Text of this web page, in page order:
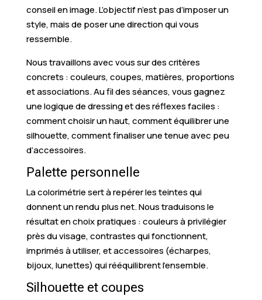
conseil en image. L’objectif n’est pas d’imposer un
style, mais de poser une direction qui vous
ressemble.
Nous travaillons avec vous sur des critères
concrets : couleurs, coupes, matières, proportions
et associations. Au fil des séances, vous gagnez
une logique de dressing et des réflexes faciles :
comment choisir un haut, comment équilibrer une
silhouette, comment finaliser une tenue avec peu
d’accessoires.
Palette personnelle
La colorimétrie sert à repérer les teintes qui
donnent un rendu plus net. Nous traduisons le
résultat en choix pratiques : couleurs à privilégier
près du visage, contrastes qui fonctionnent,
imprimés à utiliser, et accessoires (écharpes,
bijoux, lunettes) qui rééquilibrent l’ensemble.
Silhouette et coupes